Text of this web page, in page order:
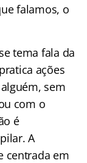
falamos, o
tema fala da
ações
sem
com o
é
A
centrada em